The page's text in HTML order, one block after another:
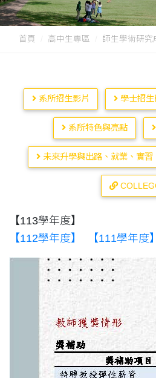
首頁 高中生專區 師生學術研究
系所招生影片 學士招生
系所特色與亮點
未來升學與出路、就業、實習
【113學年度】 歷
【112學年度】
【111學年度】